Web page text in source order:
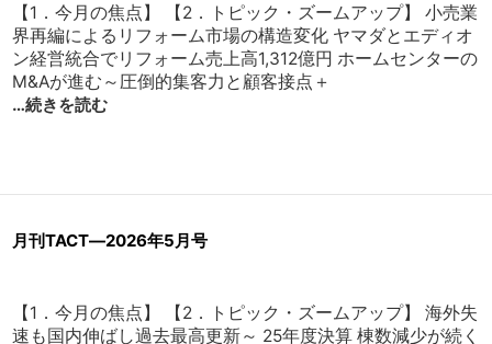
【1．今月の焦点】 【2．トピック・ズームアップ】 小売業
界再編によるリフォーム市場の構造変化 ヤマダとエディオ
ン経営統合でリフォーム売上高1,312億円 ホームセンターの
M&Aが進む～圧倒的集客力と顧客接点＋
…続きを読む
月刊TACT―2026年5月号
【1．今月の焦点】 【2．トピック・ズームアップ】 海外失
速も国内伸ばし過去最高更新～ 25年度決算 棟数減少が続く